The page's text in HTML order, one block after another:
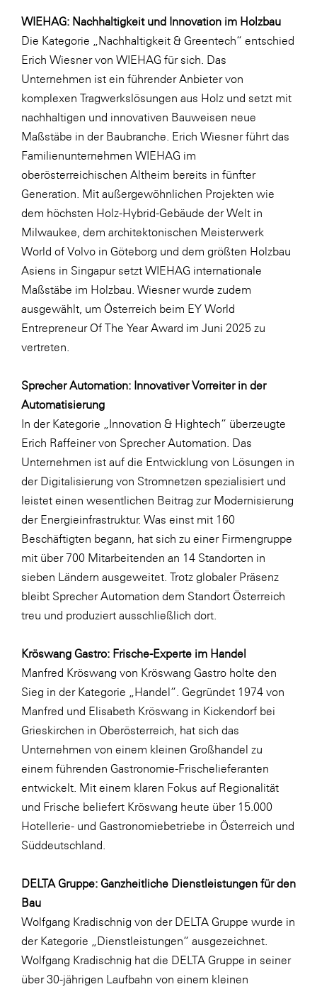
WKS Fachgruppe Fahrzeughandel und
Fahrzeugtechnik
WKS Fachgruppe Finanzdienstleister
WK UBIT
Zühlke
Media
WIEHAG: Nachhaltigkeit und Innovation im Holzbau
Die Kategorie „Nachhaltigkeit & Greentech“ entschied
Erich Wiesner von WIEHAG für sich. Das
Unternehmen ist ein führender Anbieter von
komplexen Tragwerkslösungen aus Holz und setzt mit
nachhaltigen und innovativen Bauweisen neue
Maßstäbe in der Baubranche. Erich Wiesner führt das
Familienunternehmen WIEHAG im
oberösterreichischen Altheim bereits in fünfter
Generation. Mit außergewöhnlichen Projekten wie
dem höchsten Holz-Hybrid-Gebäude der Welt in
Milwaukee, dem architektonischen Meisterwerk
World of Volvo in Göteborg und dem größten Holzbau
Asiens in Singapur setzt WIEHAG internationale
Maßstäbe im Holzbau. Wiesner wurde zudem
ausgewählt, um Österreich beim EY World
Entrepreneur Of The Year Award im Juni 2025 zu
vertreten.
Sprecher Automation: Innovativer Vorreiter in der
Automatisierung
In der Kategorie „Innovation & Hightech“ überzeugte
Erich Raffeiner von Sprecher Automation. Das
Unternehmen ist auf die Entwicklung von Lösungen in
der Digitalisierung von Stromnetzen spezialisiert und
leistet einen wesentlichen Beitrag zur Modernisierung
der Energieinfrastruktur. Was einst mit 160
Beschäftigten begann, hat sich zu einer Firmengruppe
mit über 700 Mitarbeitenden an 14 Standorten in
sieben Ländern ausgeweitet. Trotz globaler Präsenz
bleibt Sprecher Automation dem Standort Österreich
treu und produziert ausschließlich dort.
Kröswang Gastro: Frische-Experte im Handel
Manfred Kröswang von Kröswang Gastro holte den
Sieg in der Kategorie „Handel“. Gegründet 1974 von
Manfred und Elisabeth Kröswang in Kickendorf bei
Grieskirchen in Oberösterreich, hat sich das
Unternehmen von einem kleinen Großhandel zu
einem führenden Gastronomie-Frischelieferanten
entwickelt. Mit einem klaren Fokus auf Regionalität
und Frische beliefert Kröswang heute über 15.000
Hotellerie- und Gastronomiebetriebe in Österreich und
Süddeutschland.
DELTA Gruppe: Ganzheitliche Dienstleistungen für den
Bau
Wolfgang Kradischnig von der DELTA Gruppe wurde in
der Kategorie „Dienstleistungen“ ausgezeichnet.
Wolfgang Kradischnig hat die DELTA Gruppe in seiner
über 30-jährigen Laufbahn von einem kleinen